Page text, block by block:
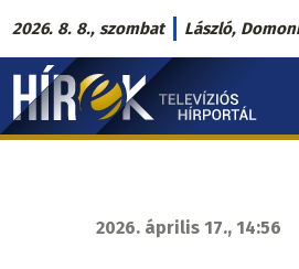
Ugrás
a
tartalomra
2026. 8. 8., szombat László,
Hírek.sk
fő
2026. április 17., 14:56